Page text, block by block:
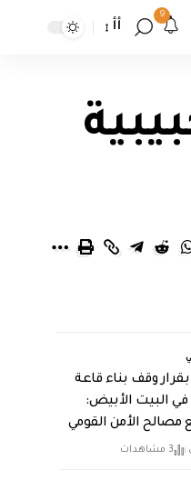
9
أأ
وقف بناء قاعة
في البيت الأبيض:
الأمن القومي
3 مشاهدات